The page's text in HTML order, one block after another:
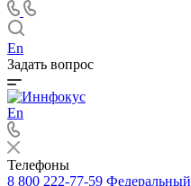
En
Задать вопрос
En
Телефоны
8 800 222-77-59 Федеральный